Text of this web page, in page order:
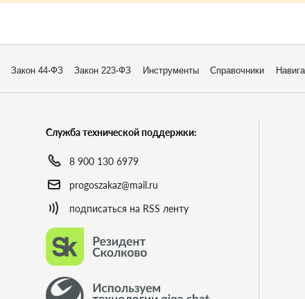
Закон 44-ФЗ Закон 223-ФЗ Инструменты Справочники
Служба технической поддержки:
8 900 130 6979
progoszakaz@mail.ru
подписаться на RSS ленту